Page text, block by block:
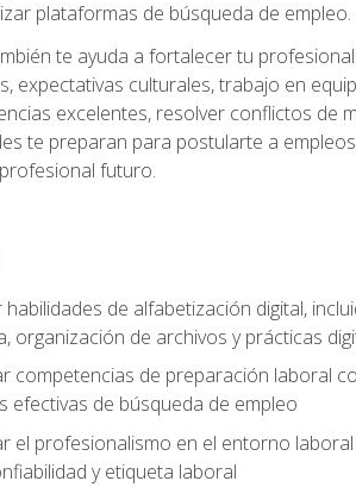
plataformas de búsqueda de empleo.
te ayuda a fortalecer tu
expectativas culturales, trabajo en
excelentes, resolver conflictos de
te preparan para postularte a
futuro.
habilidades de alfabetización digital,
organización de archivos y prácticas
competencias de preparación laboral
efectivas de búsqueda de empleo
el profesionalismo en el entorno
y etiqueta laboral